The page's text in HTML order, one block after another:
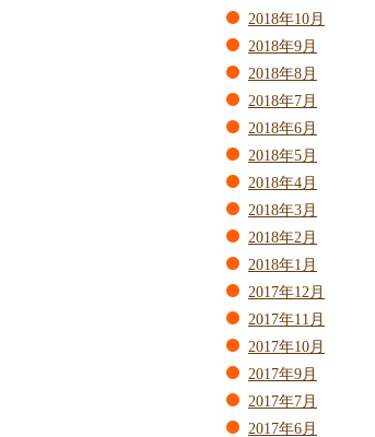
2018年10月
2018年9月
2018年8月
2018年7月
2018年6月
2018年5月
2018年4月
2018年3月
2018年2月
2018年1月
2017年12月
2017年11月
2017年10月
2017年9月
2017年7月
2017年6月